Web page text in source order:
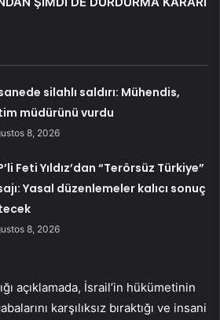
silahlı saldırı: Mühendis,
müdürünü vurdu
8, 2026
Feti Yıldız’dan “Terörsüz Türkiye”
Yasal düzenlemeler kalıcı sonuç
8, 2026
açıklamada, İsrail’in hükümetinin
karşılıksız bıraktığı ve insani